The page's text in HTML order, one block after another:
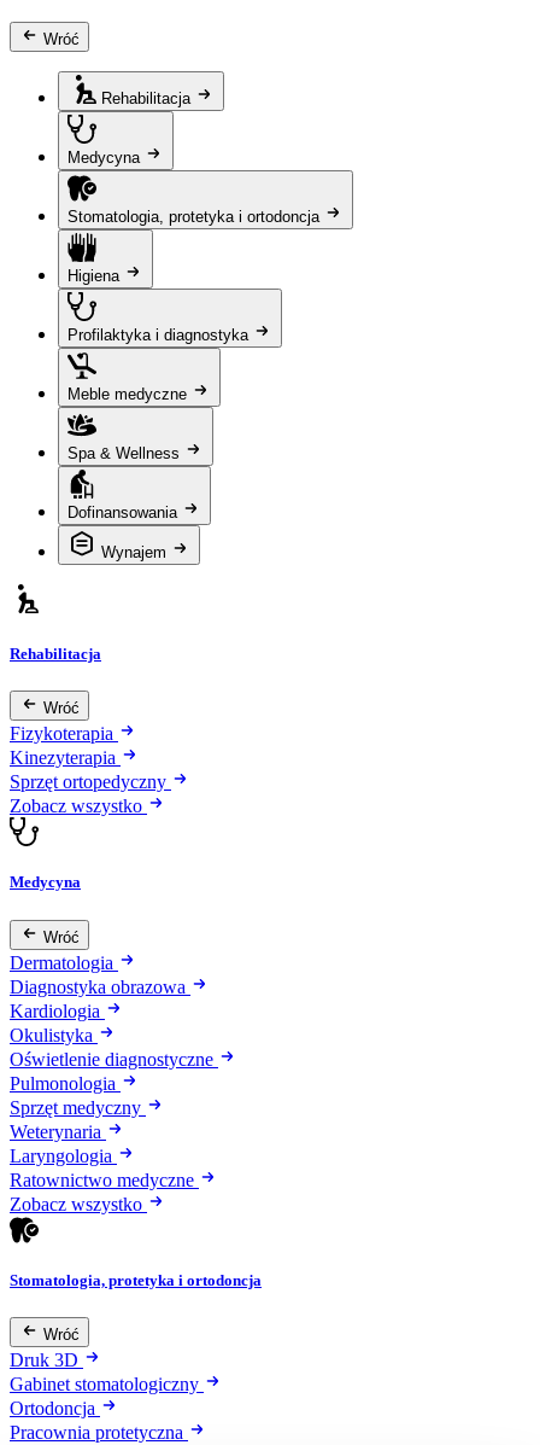
Wróć
Rehabilitacja
Medycyna
Stomatologia, protetyka i ortodoncja
Higiena
Profilaktyka i diagnostyka
Meble medyczne
Spa & Wellness
Dofinansowania
Wynajem
Rehabilitacja
Wróć
Fizykoterapia
Kinezyterapia
Sprzęt ortopedyczny
Zobacz wszystko
Medycyna
Wróć
Dermatologia
Diagnostyka obrazowa
Kardiologia
Okulistyka
Oświetlenie diagnostyczne
Pulmonologia
Sprzęt medyczny
Weterynaria
Laryngologia
Ratownictwo medyczne
Zobacz wszystko
Stomatologia, protetyka i ortodoncja
Wróć
Druk 3D
Gabinet stomatologiczny
Ortodoncja
Pracownia protetyczna